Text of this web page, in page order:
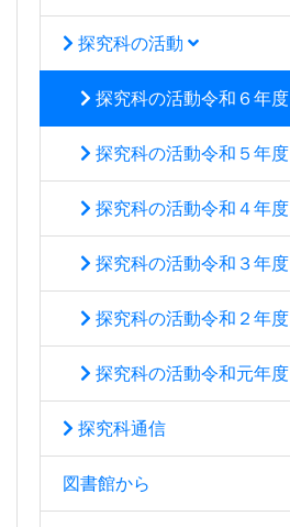
探究科の活動
探究科の活動令和６年度
探究科の活動令和５年度
探究科の活動令和４年度
探究科の活動令和３年度
探究科の活動令和２年度
探究科の活動令和元年度
探究科通信
図書館から